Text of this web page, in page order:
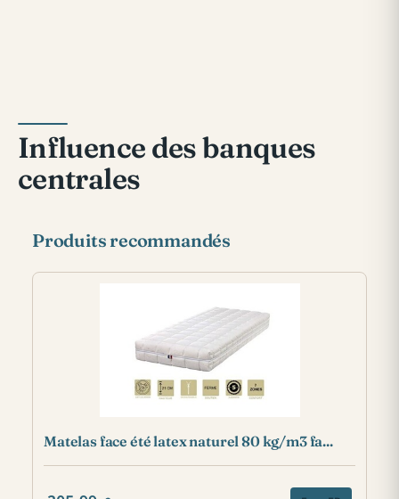
Influence des banques
centrales
Produits recommandés
Matelas face été latex naturel 80 kg/m3 fa...